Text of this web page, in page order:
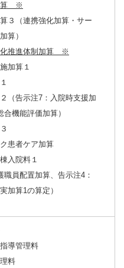
算 ※
３（連携強化加算・サー
算）
化推進体制加算 ※
加算１
（告示注7：入院時支援加
機能評価加算）
患者ケア加算
入院料１
職員配置加算、告示注4：
加算1の算定）
導管理料
料